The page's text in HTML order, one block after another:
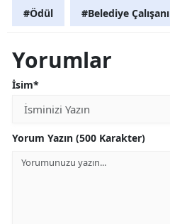
#Ödül #Belediye Çalışanı
Yorumlar
İsim*
Yorum Yazın (500 Karakter)